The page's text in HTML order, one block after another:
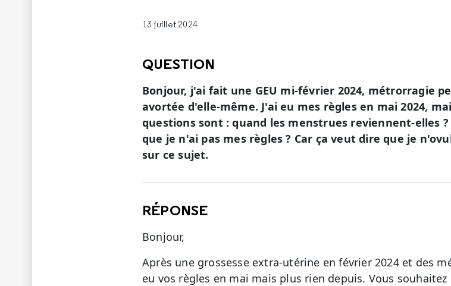
13 juillet 2024
QUESTION
Bonjour, j'ai fait une GEU mi-février 2024, métrorragie
avortée d'elle-même. J'ai eu mes règles en mai 2024,
questions sont : quand les menstrues reviennent-elles
que je n'ai pas mes règles ? Car ça veut dire que je
sur ce sujet.
RÉPONSE
Bonjour,
Après une grossesse extra-utérine en février 2024 et des
eu vos règles en mai mais plus rien depuis. Vous